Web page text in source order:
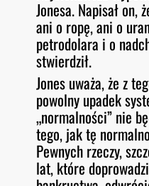
Jonesa. Napisał on,
ani o ropę, ani o
petrodolara i o
stwierdził.
Jones uważa, że z
powolny upadek
„normalności” nie
tego, jak tę
Pewnych rzeczy,
lat, które